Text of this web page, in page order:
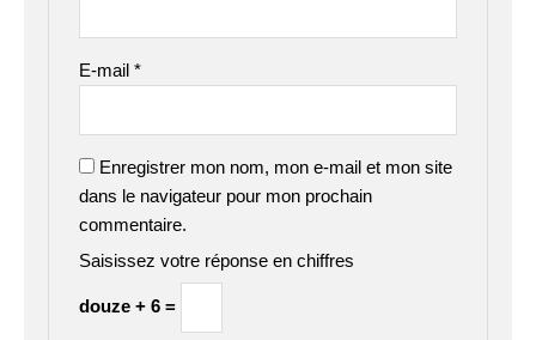
E-mail*
Enregistrer mon nom, mon e-mail et mon site
dans le navigateur pour mon prochain
commentaire.
Saisissez votre réponse en chiffres
douze + 6 =